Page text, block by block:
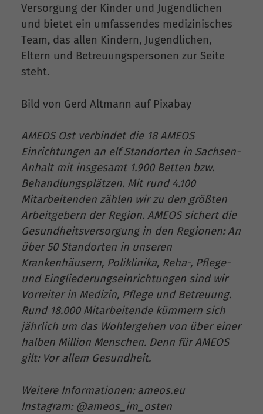
Versorgung der Kinder und Jugendlichen
und bietet ein umfassendes medizinisches
Team, das allen Kindern, Jugendlichen,
Eltern und Betreuungspersonen zur Seite
steht.
Bild von Gerd Altmann auf Pixabay
AMEOS Ost verbindet die 18 AMEOS
Einrichtungen an elf Standorten in Sachsen-
Anhalt mit insgesamt 1.900 Betten bzw.
Behandlungsplätzen. Mit rund 4.100
Mitarbeitenden zählen wir zu den größten
Arbeitgebern der Region. AMEOS sichert die
Gesundheitsversorgung in den Regionen: An
über 50 Standorten in unseren
Krankenhäusern, Poliklinika, Reha-, Pflege-
und Eingliederungseinrichtungen sind wir
Vorreiter in Medizin, Pflege und Betreuung.
Rund 18.000 Mitarbeitende kümmern sich
jährlich um das Wohlergehen von über einer
halben Million Menschen. Denn für AMEOS
gilt: Vor allem Gesundheit.
Weitere Informationen: ameos.eu
Instagram: @ameos_im_osten